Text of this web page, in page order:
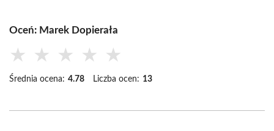
Oceń: Marek Dopierała
★ ★ ★ ★ ★
Średnia ocena: 4.78 Liczba ocen: 13